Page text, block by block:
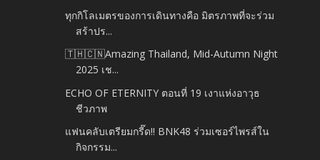
ทุกกิโลเมตรของการเดินทางคือ มิตรภาพที่จะร่วม
สร้าปร...
🇹🇭🇨🇳Amazing Thailand, Mid-Autumn Night
2025 เช...
ECHO OF ETERNITY ตอนที่ 19 เงาแห่งอาวุธ
ชีวภาพ
แฟนคลับเตรียมกรี๊ด!! BNK48 ร่วมเซอร์ไพรส์ใน
กิจกรรม...